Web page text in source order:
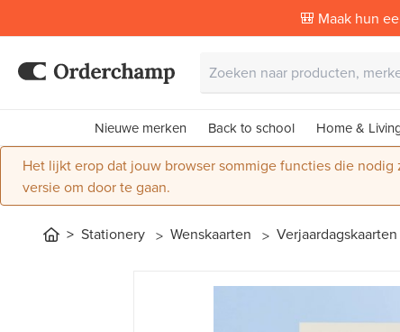
🎒 Maak hun
Nieuwe merken Back to school Home &
Het lijkt erop dat jouw browser sommige functies die
versie om door te gaan.
Stationery Wenskaarten Verjaardagskaarten